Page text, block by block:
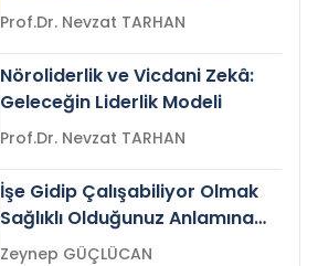
Prof.Dr. Nevzat TARHAN
Nöroliderlik ve Vicdani Zekâ:
Geleceğin Liderlik Modeli
Prof.Dr. Nevzat TARHAN
İşe Gidip Çalışabiliyor Olmak
Sağlıklı Olduğunuz Anlamına
Gelir mi?Zeynep GÜÇLÜCAN